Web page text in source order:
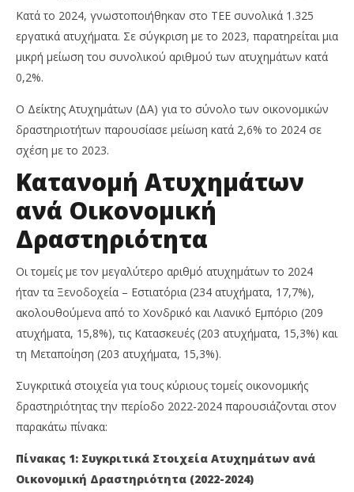
Ιουλίου,
2025
Cyprus
News
Team
Κατά το 2024, γνωστοποιήθηκαν στο ΤΕΕ συνολικά 1.325
εργατικά ατυχήματα. Σε σύγκριση με το 2023, παρατηρείται μια
μικρή μείωση του συνολικού αριθμού των ατυχημάτων κατά
0,2%.
Ο Δείκτης Ατυχημάτων (ΔΑ) για το σύνολο των οικονομικών
δραστηριοτήτων παρουσίασε μείωση κατά 2,6% το 2024 σε
σχέση με το 2023.
Κατανομή Ατυχημάτων
ανά Οικονομική
Δραστηριότητα
Οι τομείς με τον μεγαλύτερο αριθμό ατυχημάτων το 2024
ήταν τα Ξενοδοχεία – Εστιατόρια (234 ατυχήματα, 17,7%),
ακολουθούμενα από το Χονδρικό και Λιανικό Εμπόριο (209
ατυχήματα, 15,8%), τις Κατασκευές (203 ατυχήματα, 15,3%) και
τη Μεταποίηση (203 ατυχήματα, 15,3%).
Συγκριτικά στοιχεία για τους κύριους τομείς οικονομικής
δραστηριότητας την περίοδο 2022-2024 παρουσιάζονται στον
παρακάτω πίνακα:
Πίνακας 1: Συγκριτικά Στοιχεία Ατυχημάτων ανά
Οικονομική Δραστηριότητα (2022-2024)